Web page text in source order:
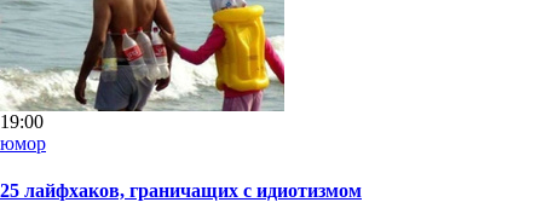
19:00
юмор
25 лайфхаков, граничащих с идиотизмом